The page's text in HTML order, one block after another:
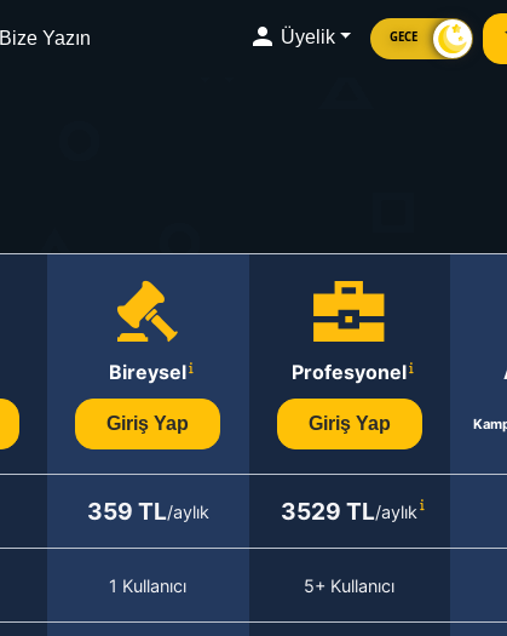
Bize Yazın Üyelik GECE
Bireysel
Giriş Yap
Profesyonel
Giriş Yap
359 TL/aylık 3529 TL/aylık
1 Kullanıcı 5+ Kullanıcı